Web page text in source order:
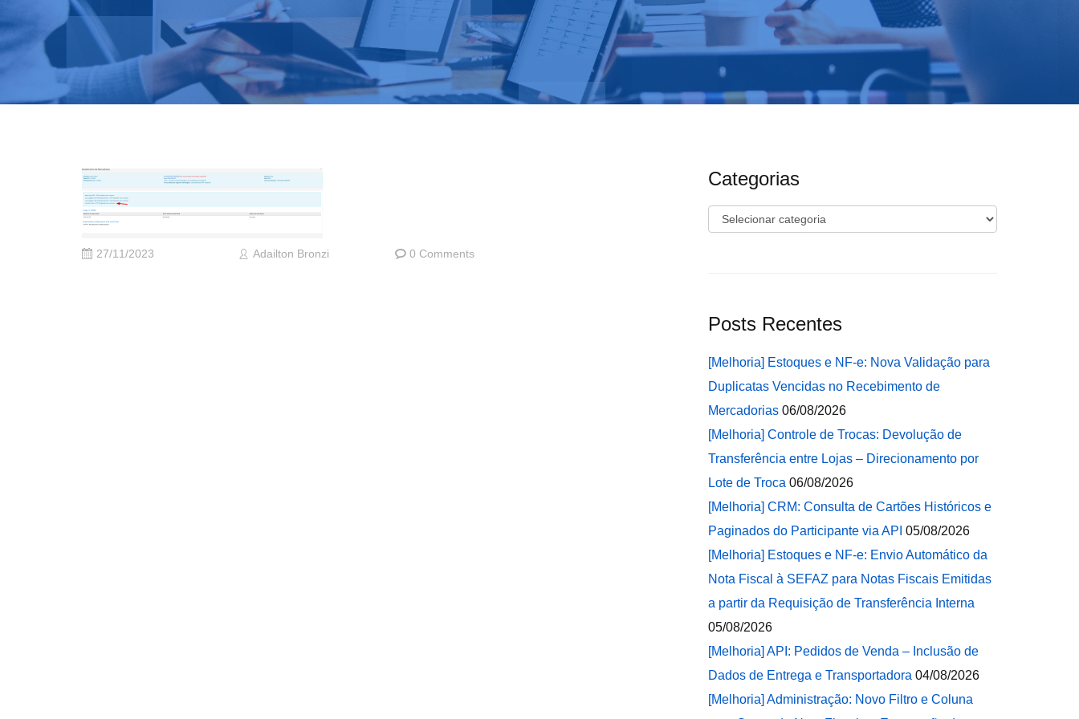
27/11/2023 Adailton Bronzi 0 Comments
Categorias
Categorias
Posts Recentes
[Melhoria] Estoques e NF-e: Nova Validação para
Duplicatas Vencidas no Recebimento de
Mercadorias 06/08/2026
[Melhoria] Controle de Trocas: Devolução de
Transferência entre Lojas – Direcionamento por
Lote de Troca 06/08/2026
[Melhoria] CRM: Consulta de Cartões Históricos e
Paginados do Participante via API 05/08/2026
[Melhoria] Estoques e NF-e: Envio Automático da
Nota Fiscal à SEFAZ para Notas Fiscais Emitidas
a partir da Requisição de Transferência Interna
05/08/2026
[Melhoria] API: Pedidos de Venda – Inclusão de
Dados de Entrega e Transportadora 04/08/2026
[Melhoria] Administração: Novo Filtro e Coluna